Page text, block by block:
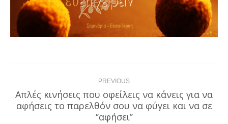
navigation PREVIOUS
Previous
post:
Απλές κινήσεις που οφείλεις να κάνεις για να
αφήσεις το παρελθόν σου να φύγει και να σε
‘’αφήσει’’